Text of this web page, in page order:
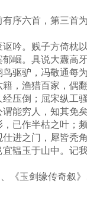
序六首，第三首
吟。贱子方倚枕
崛。具说大纛高
驱驴，冯敬通每
，渔猎百家，偶
压倒；屈宋纵工
能穷人，知其免
已作半枯之叶；
进之门，犀皆秃
韫玉于山中。记
玉剑缘传奇叙》